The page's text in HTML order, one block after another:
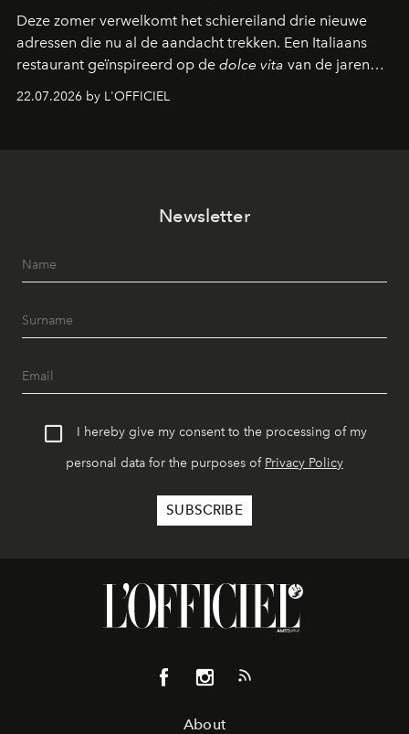
Deze zomer verwelkomt het schiereiland drie nieuwe
adressen die nu al de aandacht trekken. Een Italiaans
restaurant geïnspireerd op de dolce vita van de jaren
verandert in een bruisende ontmoetingsplek en de
22.07.2026 by L'OFFICIEL
Newsletter
I hereby give my consent to the processing of my
personal data for the purposes of Privacy Policy
About